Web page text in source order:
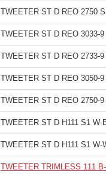
TWEETER ST D REO 2750
TWEETER ST D REO 3033-
TWEETER ST D REO 2733-
TWEETER ST D REO 3050-
TWEETER ST D REO 2750-
TWEETER ST D H111 S1 W-
TWEETER ST D H111 S1 W-
TWEETER TRIMLESS 111